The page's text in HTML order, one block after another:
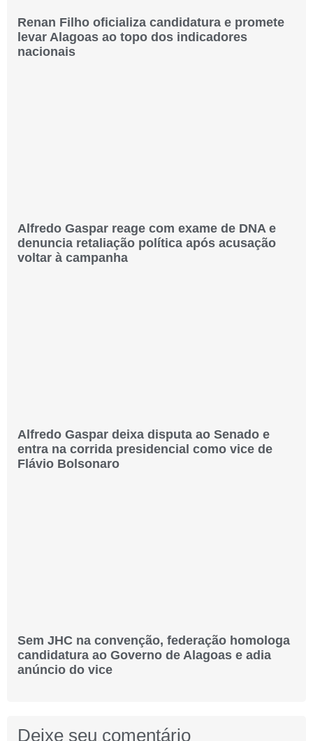
Renan Filho oficializa candidatura e promete
levar Alagoas ao topo dos indicadores
nacionais
Alfredo Gaspar reage com exame de DNA e
denuncia retaliação política após acusação
voltar à campanha
Alfredo Gaspar deixa disputa ao Senado e
entra na corrida presidencial como vice de
Flávio Bolsonaro
Sem JHC na convenção, federação homologa
candidatura ao Governo de Alagoas e adia
anúncio do vice
Deixe seu comentário